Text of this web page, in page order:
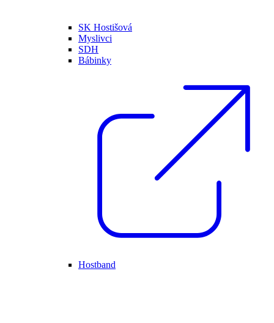
SK Hostišová
Myslivci
SDH
Bábinky
Hostband